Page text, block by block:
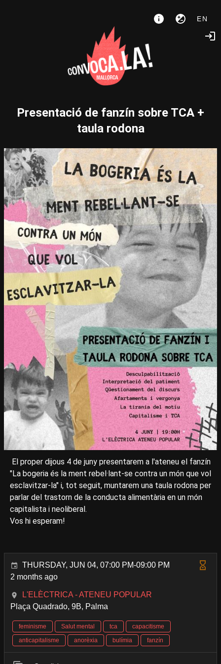
EN
Presentació de fanzín sobre TCA +
taula rodona
El proper dijous 4 de juny presentarem a l'ateneu el fanzín
"La bogeria és la ment rebel·lant-se contra un món que vol
esclavitzar-la" i, tot seguit, muntarem una taula rodona per
parlar del trastorn de la conducta alimentària en un món
capitalista i neoliberal.
Vos hi esperam!
THURSDAY, JUN 04, 07:00 PM-09:00 PM
2 months ago
L'ELÈCTRICA - ATENEU POPULAR
Plaça Quadrado, 9B, Palma
feminisme Salut mental tca
capacitisme
anticapitalisme
anorèxia bulímia fanzín